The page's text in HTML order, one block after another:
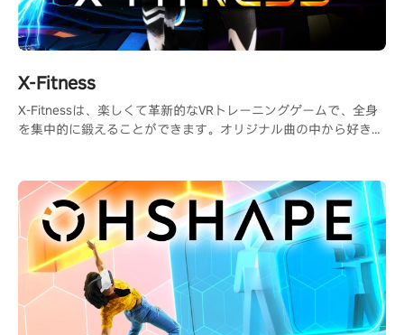
X-Fitness
X-Fitnessは、楽しくて革新的なVRトレーニングゲームで、全身
を集中的に鍛えることができます。オリジナル曲の中から好きな